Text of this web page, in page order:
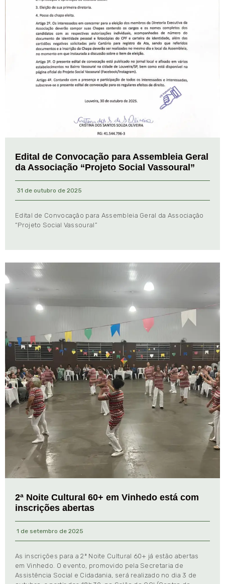
Edital de Convocação para Assembleia Geral
da Associação “Projeto Social Vassoural”
31 de outubro de 2025
Edital de Convocação para Assembleia Geral da Associação
“Projeto Social Vassoural”
2ª Noite Cultural 60+ em Vinhedo está com
inscrições abertas
1 de setembro de 2025
As inscrições para a 2ª Noite Cultural 60+ já estão abertas
em Vinhedo. O evento, promovido pela Secretaria de
Assistência Social e Cidadania, será realizado no dia 3 de